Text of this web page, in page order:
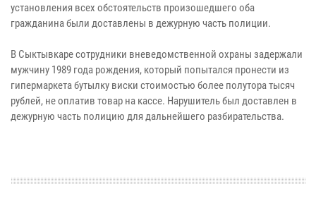
установления всех обстоятельств произошедшего оба
гражданина были доставлены в дежурную часть полиции.
В Сыктывкаре сотрудники вневедомственной охраны задержали
мужчину 1989 года рождения, который попытался пронести из
гипермаркета бутылку виски стоимостью более полутора тысяч
рублей, не оплатив товар на кассе. Нарушитель был доставлен в
дежурную часть полицию для дальнейшего разбирательства.